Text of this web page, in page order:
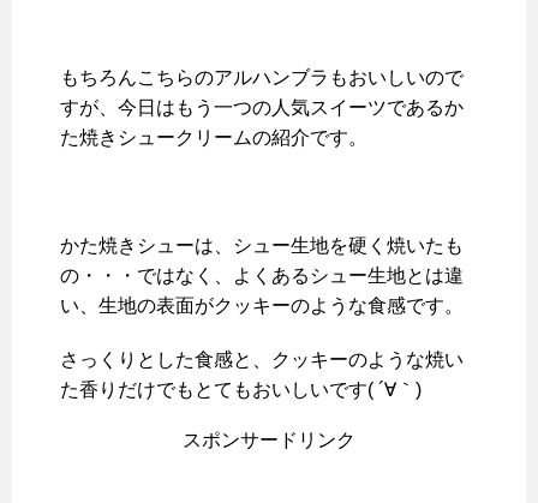
もちろんこちらのアルハンブラもおいしいので
すが、今日はもう一つの人気スイーツであるか
た焼きシュークリームの紹介です。
かた焼きシューは、シュー生地を硬く焼いたも
の・・・ではなく、よくあるシュー生地とは違
い、生地の表面がクッキーのような食感です。
さっくりとした食感と、クッキーのような焼い
た香りだけでもとてもおいしいです( ´∀｀)
スポンサードリンク